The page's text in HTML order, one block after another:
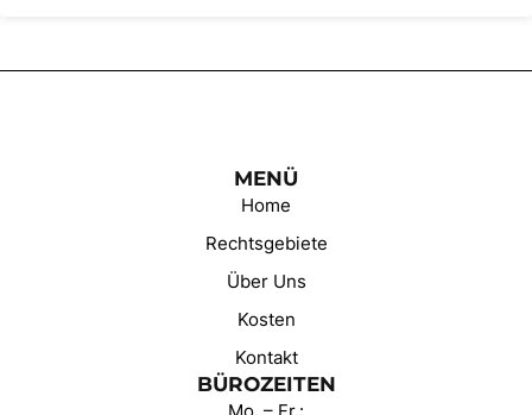
MENÜ
Home
Rechtsgebiete
Über Uns
Kosten
Kontakt
BÜROZEITEN